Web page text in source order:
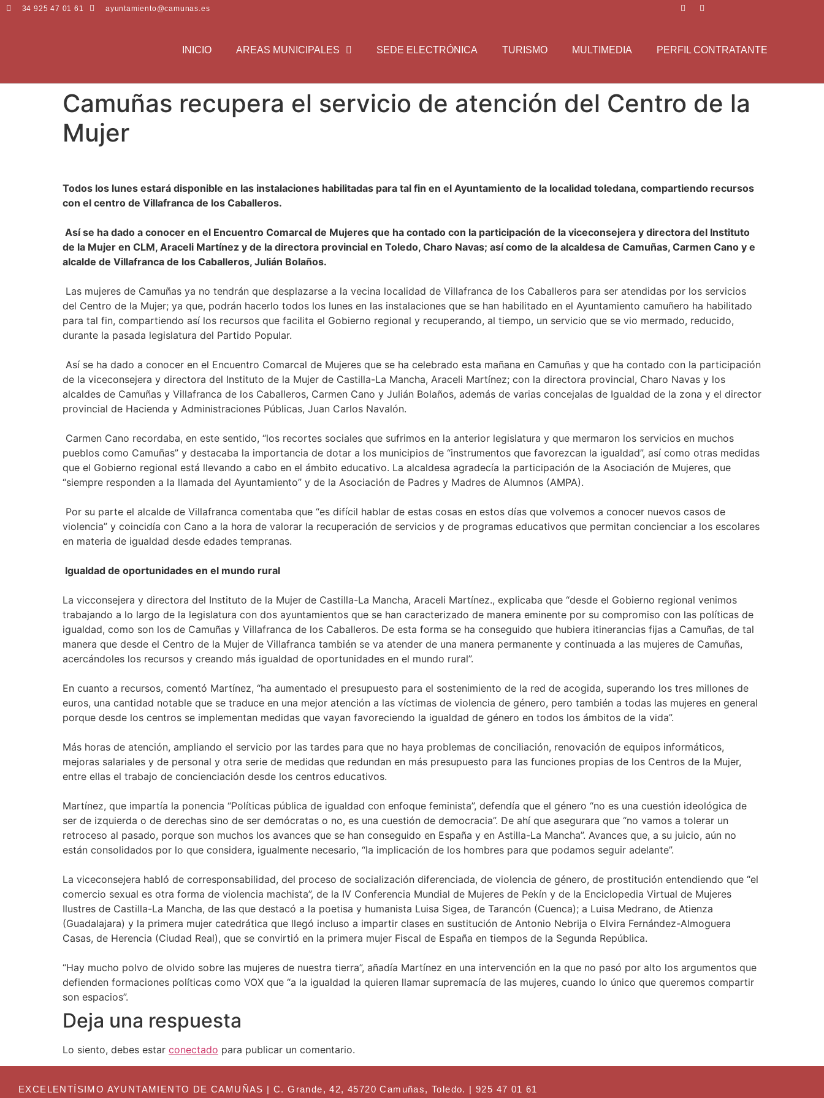
34 925 47 01 61 ayuntamiento@camunas.es
INICIO AREAS MUNICIPALES SEDE ELECTRÓNICA TURISMO MULTIMEDIA PERFIL CONTRATANTE
Camuñas recupera el servicio de atención del Centro de la
Mujer
Todos los lunes estará disponible en las instalaciones habilitadas para tal fin en el Ayuntamiento de la localidad toledana, compartiendo recursos
con el centro de Villafranca de los Caballeros.
Así se ha dado a conocer en el Encuentro Comarcal de Mujeres que ha contado con la participación de la viceconsejera y directora del Instituto
de la Mujer en CLM, Araceli Martínez y de la directora provincial en Toledo, Charo Navas; así como de la alcaldesa de Camuñas, Carmen Cano y e
alcalde de Villafranca de los Caballeros, Julián Bolaños.
Las mujeres de Camuñas ya no tendrán que desplazarse a la vecina localidad de Villafranca de los Caballeros para ser atendidas por los servicios
del Centro de la Mujer; ya que, podrán hacerlo todos los lunes en las instalaciones que se han habilitado en el Ayuntamiento camuñero ha habilitado
para tal fin, compartiendo así los recursos que facilita el Gobierno regional y recuperando, al tiempo, un servicio que se vio mermado, reducido,
durante la pasada legislatura del Partido Popular.
Así se ha dado a conocer en el Encuentro Comarcal de Mujeres que se ha celebrado esta mañana en Camuñas y que ha contado con la participación
de la viceconsejera y directora del Instituto de la Mujer de Castilla-La Mancha, Araceli Martínez; con la directora provincial, Charo Navas y los
alcaldes de Camuñas y Villafranca de los Caballeros, Carmen Cano y Julián Bolaños, además de varias concejalas de Igualdad de la zona y el director
provincial de Hacienda y Administraciones Públicas, Juan Carlos Navalón.
Carmen Cano recordaba, en este sentido, “los recortes sociales que sufrimos en la anterior legislatura y que mermaron los servicios en muchos
pueblos como Camuñas” y destacaba la importancia de dotar a los municipios de “instrumentos que favorezcan la igualdad”, así como otras medidas
que el Gobierno regional está llevando a cabo en el ámbito educativo. La alcaldesa agradecía la participación de la Asociación de Mujeres, que
“siempre responden a la llamada del Ayuntamiento” y de la Asociación de Padres y Madres de Alumnos (AMPA).
Por su parte el alcalde de Villafranca comentaba que “es difícil hablar de estas cosas en estos días que volvemos a conocer nuevos casos de
violencia” y coincidía con Cano a la hora de valorar la recuperación de servicios y de programas educativos que permitan concienciar a los escolares
en materia de igualdad desde edades tempranas.
Igualdad de oportunidades en el mundo rural
La vicconsejera y directora del Instituto de la Mujer de Castilla-La Mancha, Araceli Martínez., explicaba que “desde el Gobierno regional venimos
trabajando a lo largo de la legislatura con dos ayuntamientos que se han caracterizado de manera eminente por su compromiso con las políticas de
igualdad, como son los de Camuñas y Villafranca de los Caballeros. De esta forma se ha conseguido que hubiera itinerancias fijas a Camuñas, de tal
manera que desde el Centro de la Mujer de Villafranca también se va atender de una manera permanente y continuada a las mujeres de Camuñas,
acercándoles los recursos y creando más igualdad de oportunidades en el mundo rural”.
En cuanto a recursos, comentó Martínez, “ha aumentado el presupuesto para el sostenimiento de la red de acogida, superando los tres millones de
euros, una cantidad notable que se traduce en una mejor atención a las víctimas de violencia de género, pero también a todas las mujeres en general
porque desde los centros se implementan medidas que vayan favoreciendo la igualdad de género en todos los ámbitos de la vida”.
Más horas de atención, ampliando el servicio por las tardes para que no haya problemas de conciliación, renovación de equipos informáticos,
mejoras salariales y de personal y otra serie de medidas que redundan en más presupuesto para las funciones propias de los Centros de la Mujer,
entre ellas el trabajo de concienciación desde los centros educativos.
Martínez, que impartía la ponencia “Políticas pública de igualdad con enfoque feminista”, defendía que el género “no es una cuestión ideológica de
ser de izquierda o de derechas sino de ser demócratas o no, es una cuestión de democracia”. De ahí que asegurara que “no vamos a tolerar un
retroceso al pasado, porque son muchos los avances que se han conseguido en España y en Astilla-La Mancha”. Avances que, a su juicio, aún no
están consolidados por lo que considera, igualmente necesario, “la implicación de los hombres para que podamos seguir adelante”.
La viceconsejera habló de corresponsabilidad, del proceso de socialización diferenciada, de violencia de género, de prostitución entendiendo que “el
comercio sexual es otra forma de violencia machista”, de la IV Conferencia Mundial de Mujeres de Pekín y de la Enciclopedia Virtual de Mujeres
Ilustres de Castilla-La Mancha, de las que destacó a la poetisa y humanista Luisa Sigea, de Tarancón (Cuenca); a Luisa Medrano, de Atienza
(Guadalajara) y la primera mujer catedrática que llegó incluso a impartir clases en sustitución de Antonio Nebrija o Elvira Fernández-Almoguera
Casas, de Herencia (Ciudad Real), que se convirtió en la primera mujer Fiscal de España en tiempos de la Segunda República.
“Hay mucho polvo de olvido sobre las mujeres de nuestra tierra”, añadía Martínez en una intervención en la que no pasó por alto los argumentos que
defienden formaciones políticas como VOX que “a la igualdad la quieren llamar supremacía de las mujeres, cuando lo único que queremos compartir
son espacios”.
Deja una respuesta
Lo siento, debes estar conectado para publicar un comentario.
EXCELENTÍSIMO AYUNTAMIENTO DE CAMUÑAS | C. Grande, 42, 45720 Camuñas, Toledo. | 925 47 01 61